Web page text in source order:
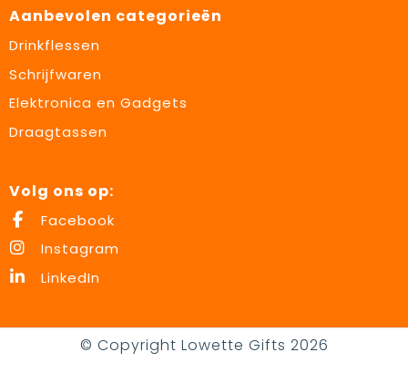
Aanbevolen categorieën
Drinkflessen
Schrijfwaren
Elektronica en Gadgets
Draagtassen
Volg ons op:
Facebook
Instagram
LinkedIn
© Copyright Lowette Gifts 2026